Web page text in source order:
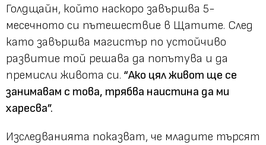
Голдщайн, който наскоро завършва 5-
месечното си пътешествие в Щатите. След
като завършва магистър по устойчиво
развитие той решава да попътува и да
премисли живота си. “Ако цял живот ще се
занимавам с това, трябва наистина да ми
харесва”.
Изследванията показват, че младите търсят